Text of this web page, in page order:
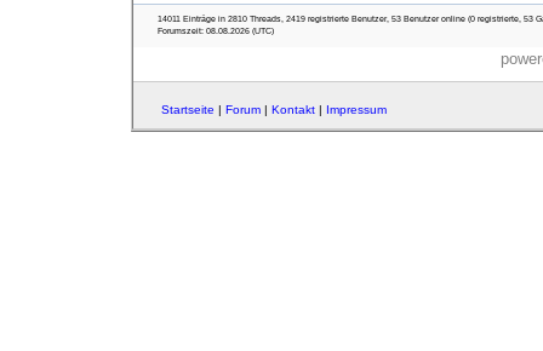
14011 Einträge in 2810 Threads, 2419 registrierte Benutzer, 53 Benutzer online (0 registrierte, 53
Forumszeit: 08.08.2026 (UTC)
Startseite | Forum| Kontakt| Impressum